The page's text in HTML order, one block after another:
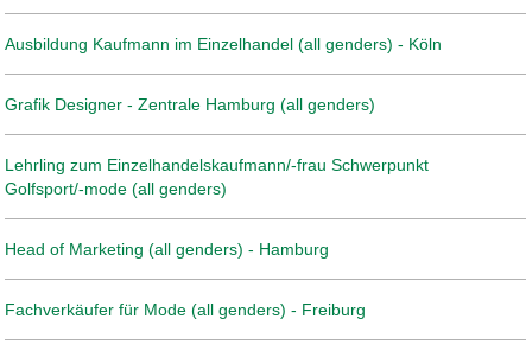
Ausbildung Kaufmann im Einzelhandel (all genders) - Köln
Grafik Designer - Zentrale Hamburg (all genders)
Lehrling zum Einzelhandelskaufmann/-frau Schwerpunkt
Golfsport/-mode (all genders)
Head of Marketing (all genders) - Hamburg
Fachverkäufer für Mode (all genders) - Freiburg